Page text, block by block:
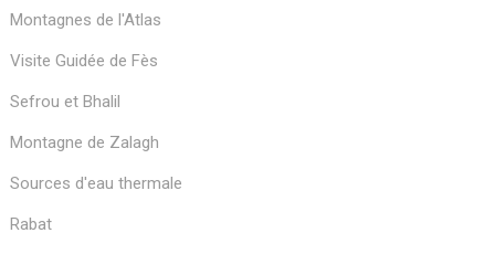
Montagnes de l'Atlas
Visite Guidée de Fès
Sefrou et Bhalil
Montagne de Zalagh
Sources d'eau thermale
Rabat